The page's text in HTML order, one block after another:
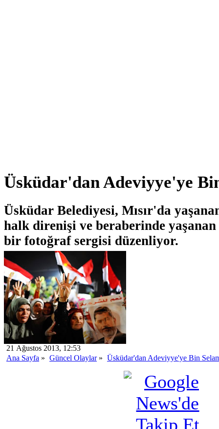
Üsküdar'dan Adeviyye'ye
Üsküdar Belediyesi, Mısır'da
halk direnişi ve beraberinde
bir fotoğraf sergisi düzenliyor.
21 Ağustos 2013, 12:53
Ana Sayfa » Güncel Olaylar» Üsküdar'dan Adeviyye'ye Bin